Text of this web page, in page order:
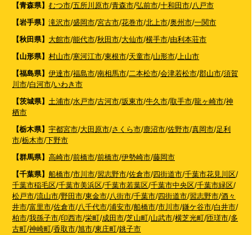
【青森県】 むつ市/五所川原市/青森市/弘前市/十和田市/八戸市
【岩手県】 滝沢市/盛岡市/宮古市/花巻市/北上市/奥州市/一関市
【秋田県】 大館市/能代市/秋田市/大仙市/横手市/由利本荘市
【山形県】 村山市/寒河江市/東根市/天童市/山形市/上山市
【福島県】 伊達市/福島市/南相馬市/二本松市/会津若松市/郡山市/須賀
川市/白河市/いわき市
【茨城県】 土浦市/水戸市/古河市/坂東市/牛久市/取手市/龍ヶ崎市/神
栖市
【栃木県】 宇都宮市/大田原市/さくら市/鹿沼市/佐野市/真岡市/足利
市/栃木市/下野市
【群馬県】 高崎市/前橋市/前橋市/伊勢崎市/藤岡市
【千葉県】 船橋市/市川市/習志野市/佐倉市/四街道市/千葉市花見川区/
千葉市稲毛区/千葉市美浜区/千葉市若葉区/千葉市中央区/千葉市緑区/
松戸市/流山市/野田市/東金市/八街市/千葉市/四街道市/習志野市/酒々
井市/富里市/佐倉市/八千代市/浦安市/船橋市/市川市/鎌ケ谷市/白井市/
柏市/我孫子市/印西市/栄町/成田市/芝山町/山武市/横芝光町/匝瑳市/多
古町/神崎町/香取市/旭市/東庄町/銚子市